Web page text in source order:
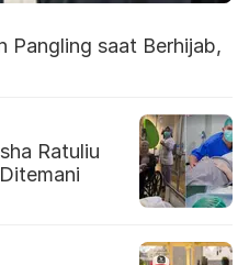
Pangling saat Berhijab,
Ratuliu